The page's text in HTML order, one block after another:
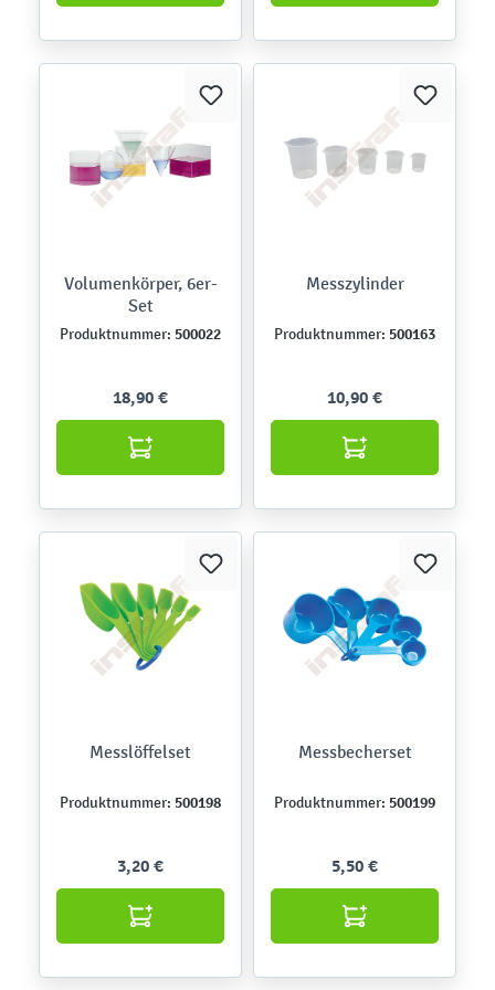
Volumenkörper, 6er-
Set
Produktnummer: 500022
18,90 €
Messzylinder
Produktnummer: 500163
10,90 €
Messlöffelset
Produktnummer: 500198
3,20 €
Messbecherset
Produktnummer: 500199
5,50 €